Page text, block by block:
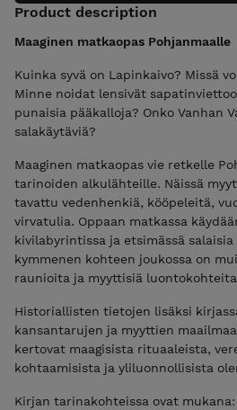
Product description
Maaginen matkaopas Pohjanmaalle
Kuinka syvä on Lapinkaivo? Missä
Minne noidat lensivät
punaisia pääkalloja? Onko Vanhan
salakäytäviä?
Maaginen matkaopas vie retkelle
tarinoiden alkulähteille. Näissä
tavattu vedenhenkiä, kööpeleitä,
virvatulia. Oppaan matkassa
kivilabyrintissa ja etsimässä
kymmenen kohteen joukossa on
raunioita ja myyttisiä
Historiallisten tietojen lisäksi
kansantarujen ja myyttien
kertovat maagisista rituaaleista,
kohtaamisista ja yliluonnollisista
Kirjan tarinakohteissa ovat